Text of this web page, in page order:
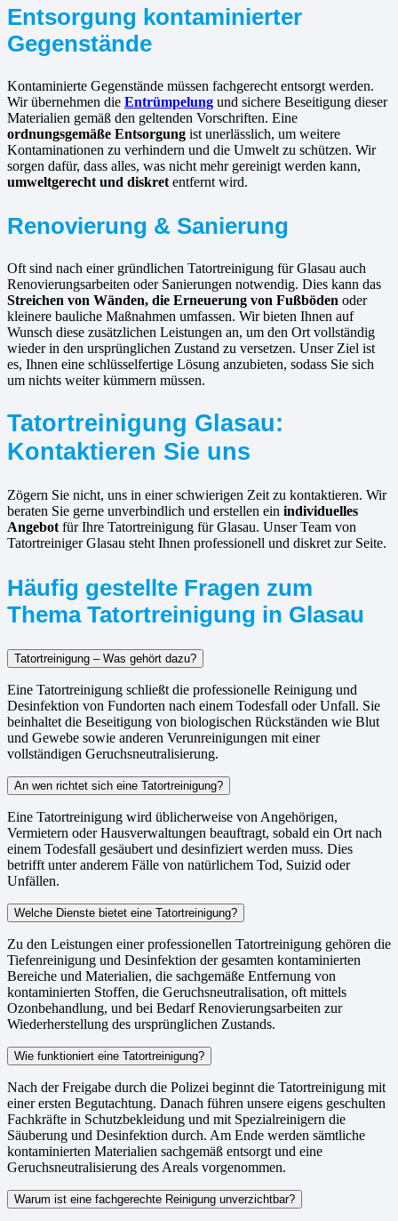
Entsorgung kontaminierter
Gegenstände
Kontaminierte Gegenstände müssen fachgerecht entsorgt werden.
Wir übernehmen die Entrümpelung und sichere Beseitigung dieser
Materialien gemäß den geltenden Vorschriften. Eine
ordnungsgemäße Entsorgung ist unerlässlich, um weitere
Kontaminationen zu verhindern und die Umwelt zu schützen. Wir
sorgen dafür, dass alles, was nicht mehr gereinigt werden kann,
umweltgerecht und diskret entfernt wird.
Renovierung & Sanierung
Oft sind nach einer gründlichen Tatortreinigung für Glasau auch
Renovierungsarbeiten oder Sanierungen notwendig. Dies kann das
Streichen von Wänden, die Erneuerung von Fußböden oder
kleinere bauliche Maßnahmen umfassen. Wir bieten Ihnen auf
Wunsch diese zusätzlichen Leistungen an, um den Ort vollständig
wieder in den ursprünglichen Zustand zu versetzen. Unser Ziel ist
es, Ihnen eine schlüsselfertige Lösung anzubieten, sodass Sie sich
um nichts weiter kümmern müssen.
Tatortreinigung Glasau:
Kontaktieren Sie uns
Zögern Sie nicht, uns in einer schwierigen Zeit zu kontaktieren. Wir
beraten Sie gerne unverbindlich und erstellen ein individuelles
Angebot für Ihre Tatortreinigung für Glasau. Unser Team von
Tatortreiniger Glasau steht Ihnen professionell und diskret zur Seite.
Häufig gestellte Fragen zum
Thema Tatortreinigung in Glasau
Tatortreinigung – Was gehört dazu?
Eine Tatortreinigung schließt die professionelle Reinigung und
Desinfektion von Fundorten nach einem Todesfall oder Unfall. Sie
beinhaltet die Beseitigung von biologischen Rückständen wie Blut
und Gewebe sowie anderen Verunreinigungen mit einer
vollständigen Geruchsneutralisierung.
An wen richtet sich eine Tatortreinigung?
Eine Tatortreinigung wird üblicherweise von Angehörigen,
Vermietern oder Hausverwaltungen beauftragt, sobald ein Ort nach
einem Todesfall gesäubert und desinfiziert werden muss. Dies
betrifft unter anderem Fälle von natürlichem Tod, Suizid oder
Unfällen.
Welche Dienste bietet eine Tatortreinigung?
Zu den Leistungen einer professionellen Tatortreinigung gehören die
Tiefenreinigung und Desinfektion der gesamten kontaminierten
Bereiche und Materialien, die sachgemäße Entfernung von
kontaminierten Stoffen, die Geruchsneutralisation, oft mittels
Ozonbehandlung, und bei Bedarf Renovierungsarbeiten zur
Wiederherstellung des ursprünglichen Zustands.
Wie funktioniert eine Tatortreinigung?
Nach der Freigabe durch die Polizei beginnt die Tatortreinigung mit
einer ersten Begutachtung. Danach führen unsere eigens geschulten
Fachkräfte in Schutzbekleidung und mit Spezialreinigern die
Säuberung und Desinfektion durch. Am Ende werden sämtliche
kontaminierten Materialien sachgemäß entsorgt und eine
Geruchsneutralisierung des Areals vorgenommen.
Warum ist eine fachgerechte Reinigung unverzichtbar?